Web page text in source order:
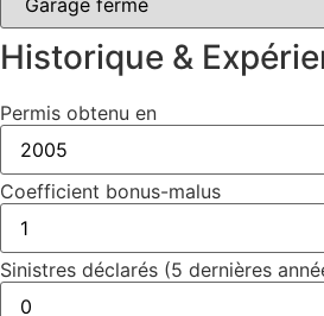
Historique &
Permis obtenu en
Coefficient bonus-malus
Sinistres déclarés (5 dernières